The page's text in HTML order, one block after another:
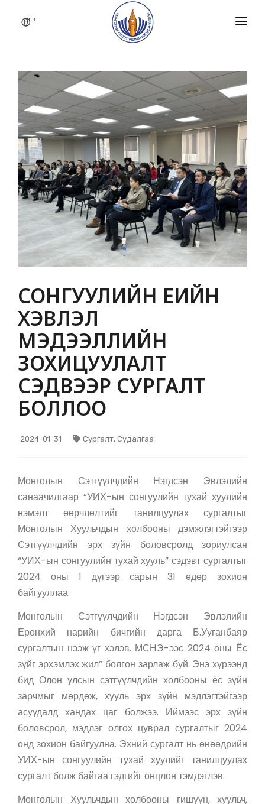
mn
БИДНИЙ ТУХАЙ
АЖЛЫН АЛБА
ХУУЛЬ, ЭРХЗҮЙ
НИЙТЛЭЛ, МЭДЭЭЛЭЛ
ХОЛБОО БАРИХ
ГИШҮҮН
СОНГУУЛИЙН ҮЕИЙН
ХЭВЛЭЛ
МЭДЭЭЛЛИЙН
ЗОХИЦУУЛАЛТ
СЭДВЭЭР СУРГАЛТ
БОЛЛОО
2024-01-31 Сургалт, Судалгаа
Монголын Сэтгүүлчдийн Нэгдсэн Эвлэлийн
санаачилгаар “УИХ-ын сонгуулийн тухай хуулийн
нэмэлт өөрчлөлтийг танилцуулах сургалтыг
Монголын Хуульчдын холбооны дэмжлэгтэйгээр
Сэтгүүлчдийн эрх зүйн боловсролд зориулсан
“УИХ-ын сонгуулийн тухай хууль” сэдэвт сургалтыг
2024 оны 1 дүгээр сарын 31 өдөр зохион
байгууллаа.
Монголын Сэтгүүлчдийн Нэгдсэн Эвлэлийн
Ерөнхий нарийн бичгийн дарга Б.Ууганбаяр
сургалтын нээж үг хэлэв. МСНЭ-ээс 2024 оны Ёс
зүйг эрхэмлэх жил” болгон зарлаж буй. Энэ хүрээнд
бид Олон улсын сэтгүүлчдийн холбооны ёс зүйн
зарчмыг мөрдөж, хууль эрх зүйн мэдлэгтэйгээр
асуудалд хандах цаг болжээ. Иймээс эрх зүйн
боловсрол, мэдлэг олгох цуврал сургалтыг 2024
онд зохион байгуулна. Эхний сургалт нь өнөөдрийн
УИХ-ын сонгуулийн тухай хуулийг танилцуулах
сургалт болж байгаа гэдгийг онцлон тэмдэглэв.
Монголын Хуульчдын холбооны гишүүн, хуульч,